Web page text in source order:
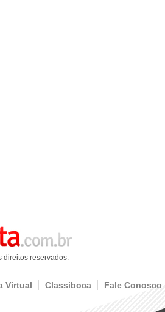
direitos reservados.
Virtual Classiboca Fale Conosco